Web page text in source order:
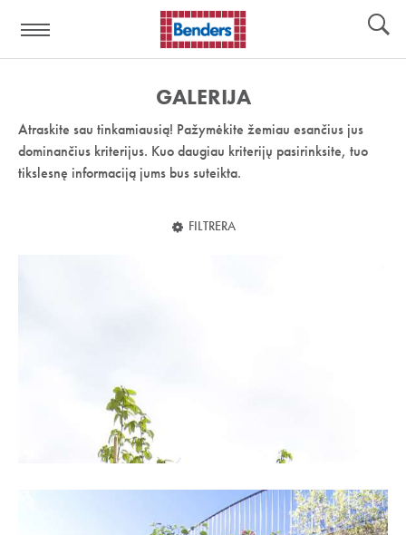
nuoroda:
GALERIJA
Atraskite sau tinkamiausią! Pažymėkite žemiau esančius jus
dominančius kriterijus. Kuo daugiau kriterijų pasirinksite, tuo
tikslesnę informaciją jums bus suteikta.
FILTRERA